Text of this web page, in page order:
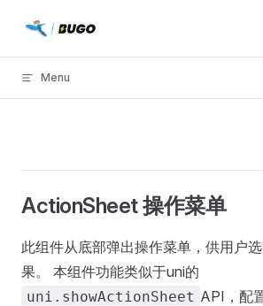
Skip to content
Menu
ActionSheet 操作菜单
此组件从底部弹出操作菜单，供用户
果。 本组件功能类似于uni的
uni.showActionSheet API，配